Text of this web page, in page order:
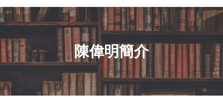
陳偉明簡介